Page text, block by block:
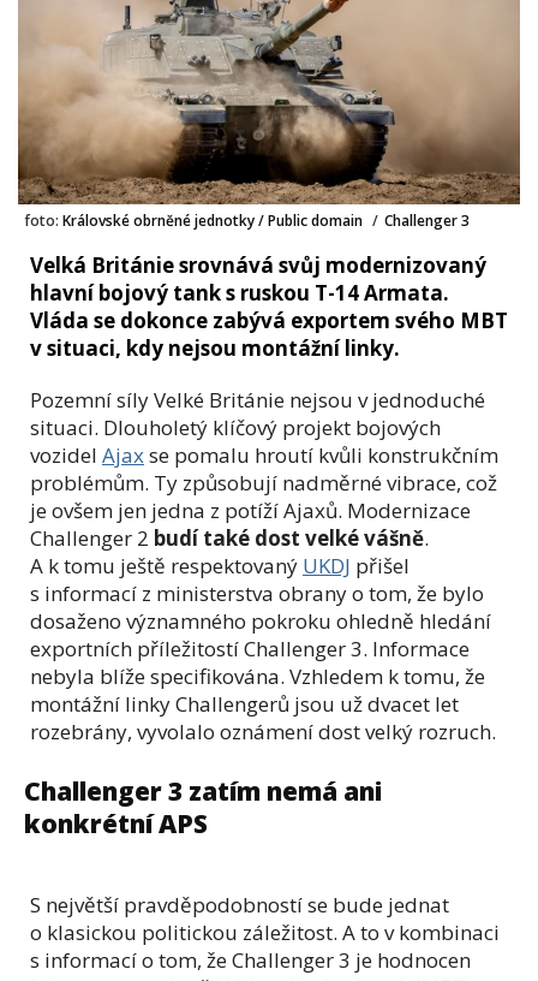
foto: Královské obrněné jednotky / Public domain / Challenger 3
Velká Británie srovnává svůj modernizovaný
hlavní bojový tank s ruskou T-14 Armata.
Vláda se dokonce zabývá exportem svého MBT
v situaci, kdy nejsou montážní linky.
Pozemní síly Velké Británie nejsou v jednoduché
situaci. Dlouholetý klíčový projekt bojových
vozidel Ajaxse pomalu hroutí kvůli konstrukčním
problémům. Ty způsobují nadměrné vibrace, což
je ovšem jen jedna z potíží Ajaxů. Modernizace
Challenger 2 budí také dost velké vášně.
A k tomu ještě respektovaný UKDJ přišel
s informací z ministerstva obrany o tom, že bylo
dosaženo významného pokroku ohledně hledání
exportních příležitostí Challenger 3. Informace
nebyla blíže specifikována. Vzhledem k tomu, že
montážní linky Challengerů jsou už dvacet let
rozebrány, vyvolalo oznámení dost velký rozruch.
Challenger 3 zatím nemá ani
konkrétní APS
S největší pravděpodobností se bude jednat
o klasickou politickou záležitost. A to v kombinaci
s informací o tom, že Challenger 3 je hodnocen